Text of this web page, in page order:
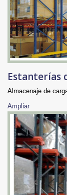
Estanterías
Almacenaje de
Ampliar